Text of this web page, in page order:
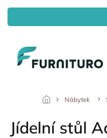
Přejít
obsah
Nábytek
Jídelní stůl